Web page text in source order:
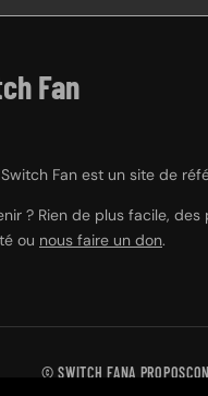
Fan
Fan est un site de
? Rien de plus facile,
ou nous faire un don.
©SWITCH FANA PROPOS